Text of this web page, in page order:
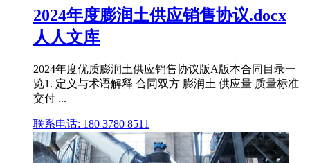
2024年度膨润土供应销售协议.docx
人人文库
2024年度优质膨润土供应销售协议版A版本合同目录一
览1. 定义与术语解释 合同双方 膨润土 供应量 质量标准
交付 ...
联系电话: 180 3780 8511